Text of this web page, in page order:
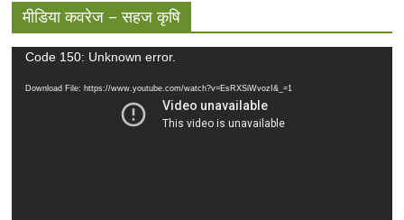
मीडिया कवरेज – सहज कृषि
Video
Code 150: Unknown error.
Download File: https://www.youtube.com/watch?v=EsRXSiWvozI&_=1